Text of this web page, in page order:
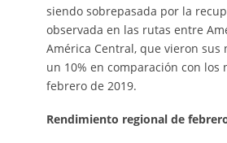
siendo sobrepasada por la
observada en las rutas entre
América Central, que vieron sus
un 10% en comparación con los
febrero de 2019.
Rendimiento regional de